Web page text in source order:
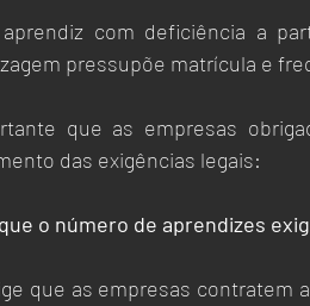
com deficiência a
pressupõe matrícula e
que as empresas
das exigências legais:
o número de aprendizes
que as empresas contratem